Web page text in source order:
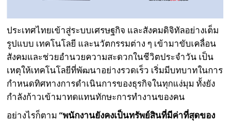
ประเทศไทยเข้าสู่ระบบเศรษฐกิจ และสังคมดิจิทัลอย่างเต็ม
รูปแบบ เทคโนโลยี และนวัตกรรมต่าง ๆ เข้ามาขับเคลื่อน
สังคมและช่วยอำนวยความสะดวกในชีวิตประจำวัน เป็น
เหตุให้เทคโนโลยีที่พัฒนาอย่างรวดเร็ว เริ่มมีบทบาทในการ
กำหนดทิศทางการดำเนินการของธุรกิจในทุกแง่มุม ทั้งยัง
กำลังก้าวเข้ามาทดแทนทักษะการทำงานของคน
อย่างไรก็ตาม“พนักงานยังคงเป็นทรัพย์สินที่มีค่าที่สุดของ